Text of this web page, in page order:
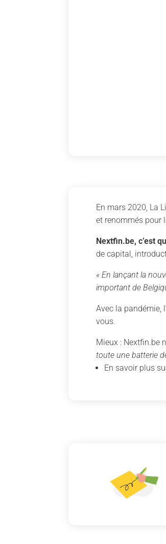
En mars 2020, La
et renommés pour
Nextfin.be, c’est
de capital,
« En lançant la
important de
Avec la pandémie,
vous.
Mieux : Nextfin.be
toute une batterie
En savoir plus